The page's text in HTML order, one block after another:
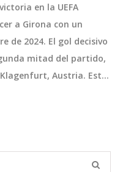
en la UEFA
a Girona con un
de 2024. El gol decisivo
mitad del partido,
Austria. Esta
austriaco tras una
Por otro lado, Girona